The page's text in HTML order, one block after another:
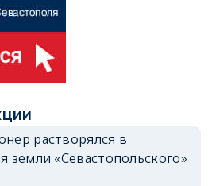
растворялся в
земли «Севастопольского»